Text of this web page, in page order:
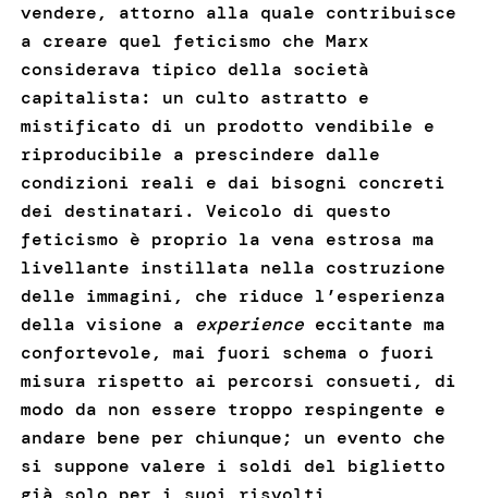
vendere, attorno alla quale contribuisce
a creare quel feticismo che Marx
considerava tipico della società
capitalista: un culto astratto e
mistificato di un prodotto vendibile e
riproducibile a prescindere dalle
condizioni reali e dai bisogni concreti
dei destinatari. Veicolo di questo
feticismo è proprio la vena estrosa ma
livellante instillata nella costruzione
delle immagini, che riduce l’esperienza
della visione a experienceeccitante ma
confortevole, mai fuori schema o fuori
misura rispetto ai percorsi consueti, di
modo da non essere troppo respingente e
andare bene per chiunque; un evento che
si suppone valere i soldi del biglietto